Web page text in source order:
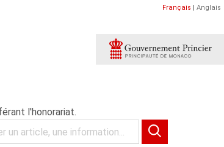
Français | Anglais
l'honorariat.